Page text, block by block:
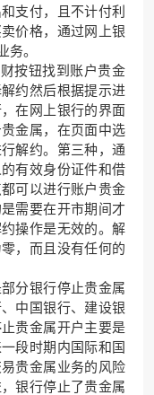
支付，且不计付利
价格，通过网上银
务。
按钮找到账户贵金
约然后根据提示进
在网上银行的界面
金属，在页面中选
解约。第三种，通
有效身份证件和借
可以进行账户贵金
需要在开市期间才
操作是无效的。解
，而且没有任何的
分银行停止贵金属
中国银行、建设银
贵金属开户主要是
段时期内国际和国
贵金属业务的风险
银行停止了贵金属